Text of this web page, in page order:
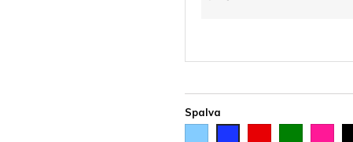
Spalva